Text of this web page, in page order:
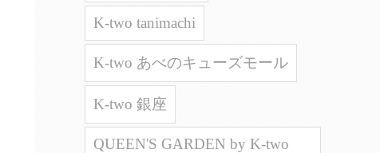
K-two tanimachi
K-two あべのキューズモール
K-two 銀座
QUEEN'S GARDEN by K-two